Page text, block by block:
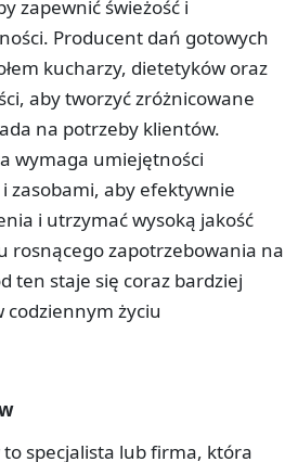
zapewnić świeżość i
Producent dań gotowych
kucharzy, dietetyków oraz
aby tworzyć zróżnicowane
na potrzeby klientów.
wymaga umiejętności
zasobami, aby efektywnie
i utrzymać wysoką jakość
rosnącego zapotrzebowania na
ten staje się coraz bardziej
życiu
specjalista lub firma, która